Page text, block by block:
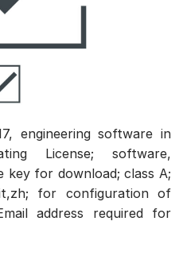
engineering software in
License; software,
key for download; class A;
for configuration of
address required for